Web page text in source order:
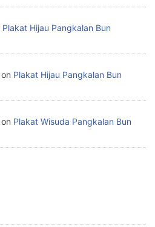
Plakat Hijau Pangkalan Bun
on Plakat Hijau Pangkalan Bun
on Plakat Wisuda Pangkalan Bun